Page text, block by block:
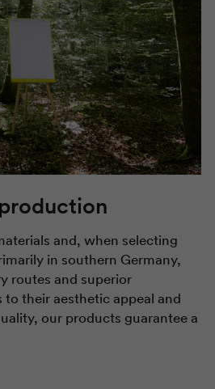
and, when selecting
in southern Germany,
routes and superior
their aesthetic appeal and
our products guarantee a